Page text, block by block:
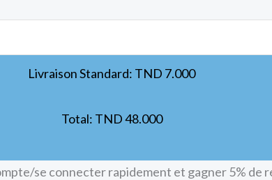
Livraison Standard: TND 7.000
Total: TND48.000
se connecter rapidement et gagner 5% de